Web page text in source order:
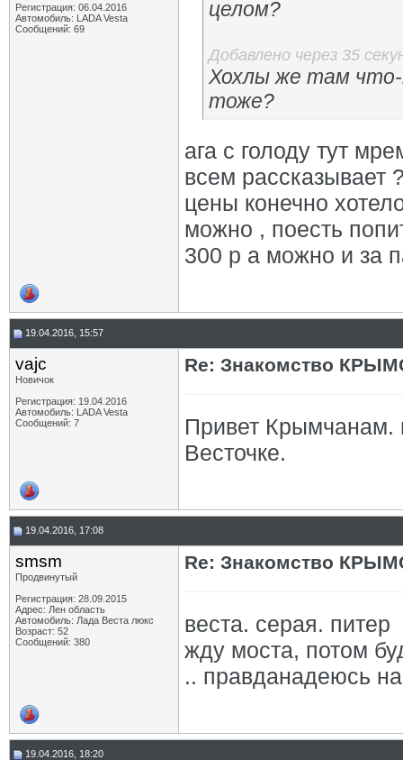
Регистрация: 06.04.2016
Автомобиль: LADA Vesta
Сообщений: 69
целом?
Добавлено через 35
Хохлы же там что-
тоже?
ага с голоду тут
всем рассказывает
цены конечно
можно , поесть
300 р а можно и за
19.04.2016, 15:57
vajc
Новичок
Регистрация: 19.04.2016
Автомобиль: LADA Vesta
Сообщений: 7
Re: Знакомство
Привет Крымчанам.
Весточке.
19.04.2016, 17:08
smsm
Продвинутый
Регистрация: 28.09.2015
Адрес: Лен область
Автомобиль: Лада Веста люкс
Возраст: 52
Сообщений: 380
Re: Знакомство
веста. серая. питер
жду моста, потом
.. правданадеюсь
19.04.2016, 18:20